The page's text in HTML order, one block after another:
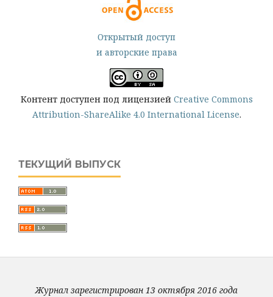
Открытый доступ
и авторские права
Контент доступен под лицензией Creative Commons
Attribution-ShareAlike 4.0 International License.
ТЕКУЩИЙ ВЫПУСК
Журнал зарегистрирован 13 октября 2016 года